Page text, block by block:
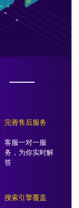
完善售后服务
客服一对一服
务，为你实时解
答
搜索引擎覆盖